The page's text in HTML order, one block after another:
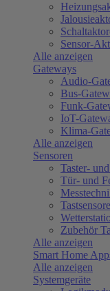
Sensor-
Alle anzeigen
Gateways
Audio-
Bus-
Funk-
IoT-
Klima-
Alle anzeigen
Sensoren
Taster-
Tür- und
Zubehör
Alle anzeigen
Smart Home
Alle anzeigen
Systemgeräte